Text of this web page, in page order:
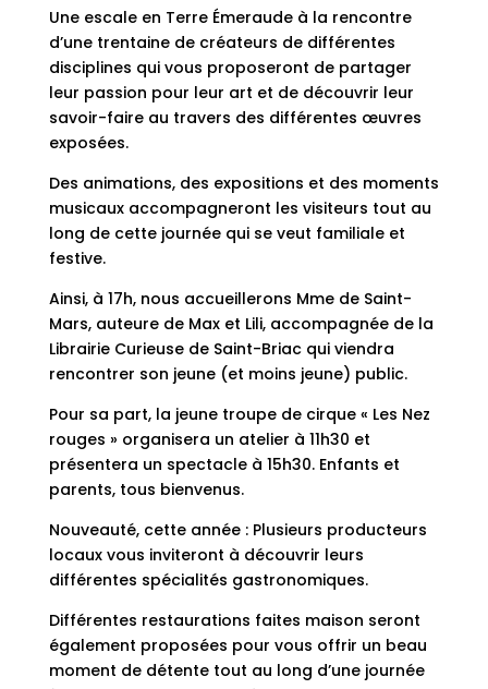
Une escale en Terre Émeraude à la rencontre
d’une trentaine de créateurs de différentes
disciplines qui vous proposeront de partager
leur passion pour leur art et de découvrir leur
savoir-faire au travers des différentes œuvres
exposées.
Des animations, des expositions et des moments
musicaux accompagneront les visiteurs tout au
long de cette journée qui se veut familiale et
festive.
Ainsi, à 17h, nous accueillerons Mme de Saint-
Mars, auteure de Max et Lili, accompagnée de la
Librairie Curieuse de Saint-Briac qui viendra
rencontrer son jeune (et moins jeune) public.
Pour sa part, la jeune troupe de cirque « Les Nez
rouges » organisera un atelier à 11h30 et
présentera un spectacle à 15h30. Enfants et
parents, tous bienvenus.
Nouveauté, cette année : Plusieurs producteurs
locaux vous inviteront à découvrir leurs
différentes spécialités gastronomiques.
Différentes restaurations faites maison seront
également proposées pour vous offrir un beau
moment de détente tout au long d’une journée